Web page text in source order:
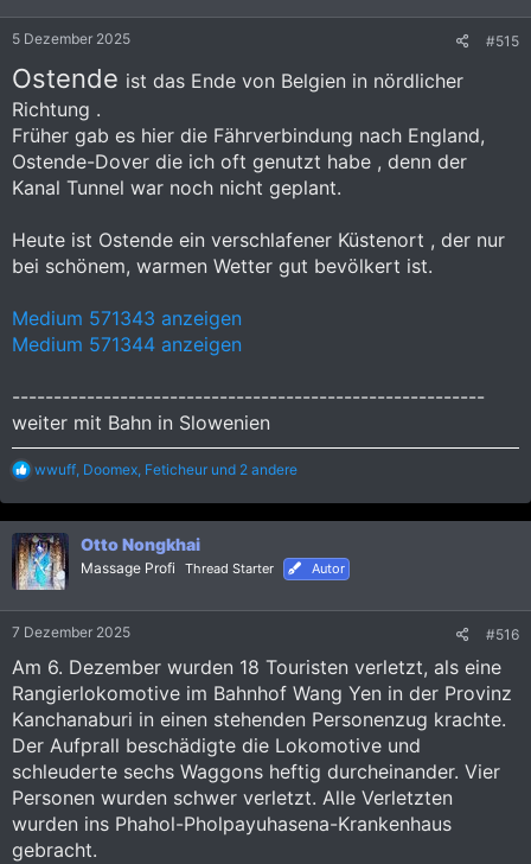
n
5 Dezember 2025 #515
Ostende ist das Ende von Belgien in nördlicher
Richtung .
Früher gab es hier die Fährverbindung nach England,
Ostende-Dover die ich oft genutzt habe , denn der
Kanal Tunnel war noch nicht geplant.
Heute ist Ostende ein verschlafener Küstenort , der nur
bei schönem, warmen Wetter gut bevölkert ist.
Medium 571343 anzeigen
Medium 571344 anzeigen
---------------------------------------------------------
weiter mit Bahn in Slowenien
R
a
k
t
i
o
n
wwuff, Doomex, Feticheur und 2 andere
Otto Nongkhai
Massage Profi Thread Starter Autor
7 Dezember 2025 #516
Am 6. Dezember wurden 18 Touristen verletzt, als eine
Rangierlokomotive im Bahnhof Wang Yen in der Provinz
Kanchanaburi in einen stehenden Personenzug krachte.
Der Aufprall beschädigte die Lokomotive und
schleuderte sechs Waggons heftig durcheinander. Vier
Personen wurden schwer verletzt. Alle Verletzten
wurden ins Phahol-Pholpayuhasena-Krankenhaus
gebracht.